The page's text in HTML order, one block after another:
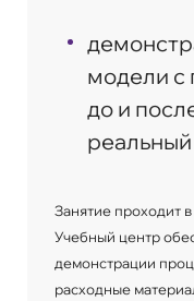
модели с
до и
реальный
Занятие проходит
Учебный центр
демонстрации
расходные